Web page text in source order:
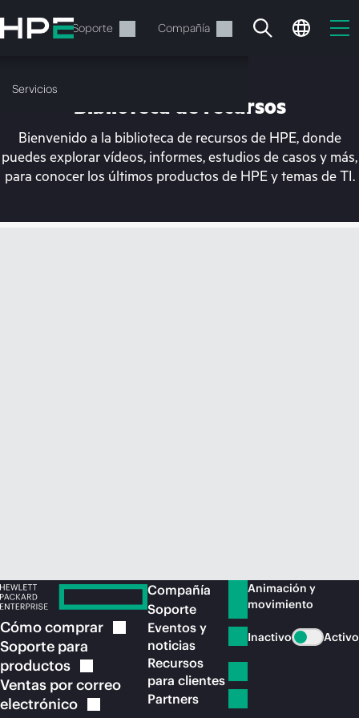
al
contenido
Servicios Soporte Compañía
Servicios
En estos momentos, tu
Biblioteca de recursos
Bienvenido a la biblioteca de recursos de HPE, donde
puedes explorar vídeos, informes, estudios de casos y más,
para conocer los últimos productos de HPE y temas de TI.
Cómocomprar
Soporte para
productos
Ventas por correo
electrónico
Compañía
Soporte
Eventos y
noticias
Recursos
para clientes
Partners
Animación y
movimiento
Inactivo Activo